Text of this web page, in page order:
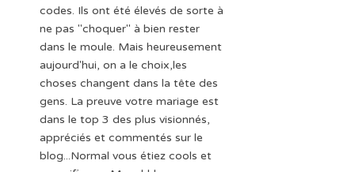
codes. Ils ont été élevés de sorte à
ne pas "choquer" à bien rester
dans le moule. Mais heureusement
aujourd'hui, on a le choix,les
choses changent dans la tête des
gens. La preuve votre mariage est
dans le top 3 des plus visionnés,
appréciés et commentés sur le
blog...Normal vous étiez cools et